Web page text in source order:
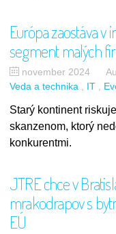
Európa zaostáva v
segment malých
november 2024
Veda a technika
IT
Starý kontinent
skanzenom, ktorý
konkurentmi.
JTRE chce v
mrakodrapov s
EÚ